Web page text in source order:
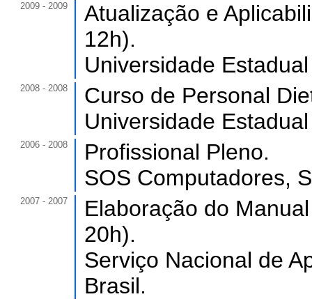
2009 - 2009
Atualização e
12h).
Universidade
2008 - 2008
Curso de Personal
Universidade
2006 - 2008
Profissional Pleno.
SOS Computadores,
2007 - 2007
Elaboração do
20h).
Serviço Nacional de
Brasil.